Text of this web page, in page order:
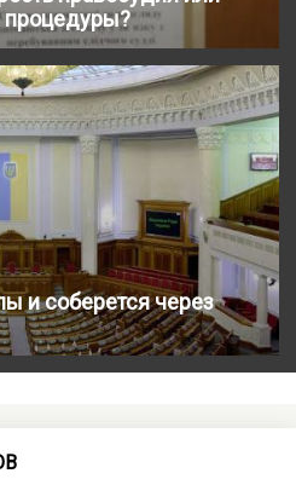
процедуры?
и соберется через